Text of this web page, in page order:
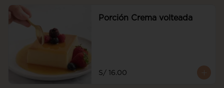
Porción Crema volteada
S/ 16.00